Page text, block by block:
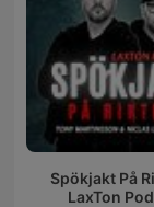
Spökjakt På
LaxTon